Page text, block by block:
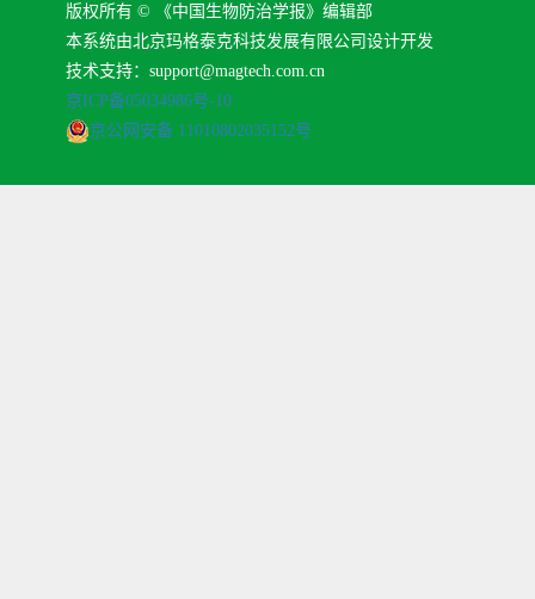
版权所有 © 《中国生物防治学报》编辑部
本系统由北京玛格泰克科技发展有限公司设计开发
技术支持：support@magtech.com.cn
京ICP备05034986号-10
京公网安备 11010802035152号